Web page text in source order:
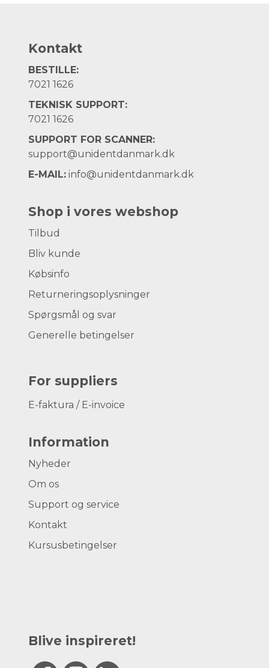
Kontakt
BESTILLE:
7021 1626
TEKNISK SUPPORT:
7021 1626
SUPPORT FOR SCANNER:
support@unidentdanmark.dk
E-MAIL: info@unidentdanmark.dk
Shop i vores webshop
Tilbud
Bliv kunde
Købsinfo
Returneringsoplysninger
Spørgsmål og svar
Generelle betingelser
For suppliers
E-faktura / E-invoice
Information
Nyheder
Om os
Support og service
Kontakt
Kursusbetingelser
Blive inspireret!